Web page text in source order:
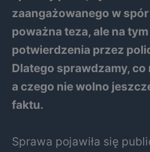
zaangażowanego w
poważna teza, ale na
potwierdzenia przez
Dlatego sprawdzamy,
a czego nie wolno
faktu.
Sprawa pojawiła się